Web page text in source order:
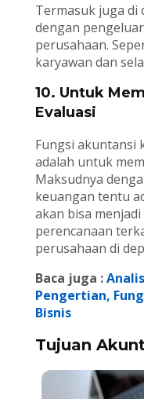
Termasuk juga di
dengan
perusahaan.
karyawan dan
10. Untuk
Evaluasi
Fungsi akuntansi
adalah untuk
Maksudnya
keuangan tentu
akan bisa
perencanaan
perusahaan di
Baca juga :
Pengertian,
Bisnis
Tujuan